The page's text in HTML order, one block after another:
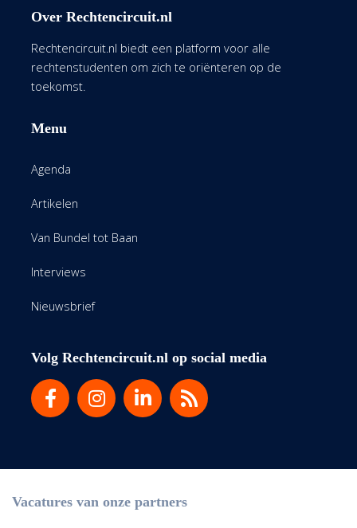
Over Rechtencircuit.nl
Rechtencircuit.nl biedt een platform voor alle
rechtenstudenten om zich te oriënteren op de
toekomst.
Menu
Agenda
Artikelen
Van Bundel tot Baan
Interviews
Nieuwsbrief
Volg Rechtencircuit.nl op social media
Vacatures van onze partners